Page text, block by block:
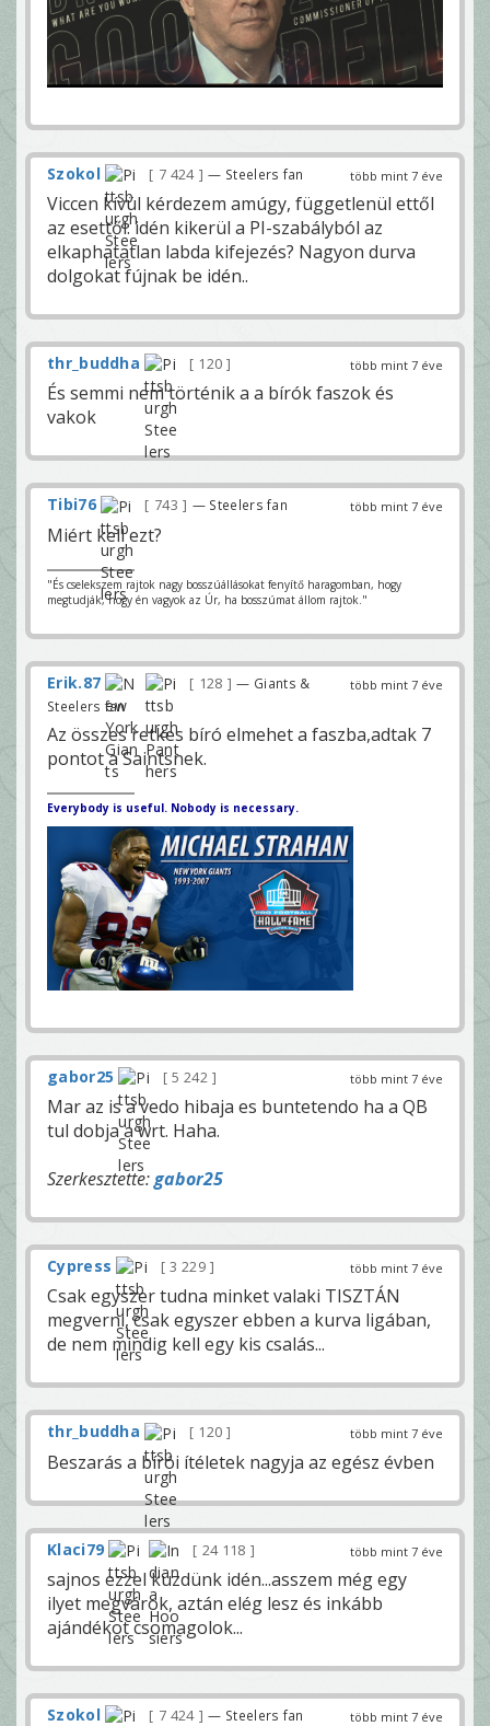
több mint 7 éve
Szokol 7 424 — Steelers fan
Viccen kívül kérdezem amúgy, függetlenül ettől
az esettől: idén kikerül a PI-szabályból az
elkaphatatlan labda kifejezés? Nagyon durva
dolgokat fújnak be idén..
több mint 7 éve
thr_buddha 120
És semmi nem történik a a bírók faszok és
vakok
több mint 7 éve
Tibi76 743 — Steelers fan
Miért kell ezt?
"És cselekszem rajtok nagy bosszúállásokat fenyítő haragomban, hogy
megtudják, hogy én vagyok az Úr, ha bosszúmat állom rajtok."
több mint 7 éve
Erik.87 128
— Giants &
Steelers fan
Az összes retkes bíró elmehet a faszba,adtak 7
pontot a Saintsnek.
Everybody is useful. Nobody is necessary.
több mint 7 éve
gabor25 5 242
Mar az is a vedo hibaja es buntetendo ha a QB
tul dobja a wrt. Haha.
Szerkesztette:gabor25
több mint 7 éve
Cypress 3 229
Csak egyszer tudna minket valaki TISZTÁN
megverni, csak egyszer ebben a kurva ligában,
de nem mindig kell egy kis csalás...
több mint 7 éve
thr_buddha 120
Beszarás a bírói ítéletek nagyja az egész évben
több mint 7 éve
Klaci79 24 118
sajnos ezzel küzdünk idén...asszem még egy
ilyet megvárok, aztán elég lesz és inkább
ajándékot csomagolok...
több mint 7 éve
Szokol 7 424 — Steelers fan